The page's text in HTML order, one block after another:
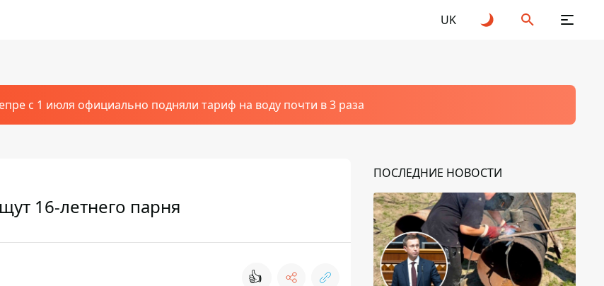
UK
с 1 июля официально подняли тариф на воду почти в 3 раза
16-летнего парня
👍
ПОСЛЕДНИЕ НОВОСТИ